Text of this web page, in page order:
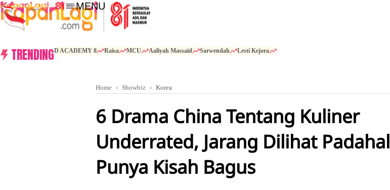
MENU
TRENDINGD ACADEMY 8 Raisa MCU Aaliyah Massaid Sarwendah Lesti Kejora
Home Showbiz Korea
6 Drama China Tentang Kuliner
Underrated, Jarang Dilihat Padahal
Punya Kisah Bagus